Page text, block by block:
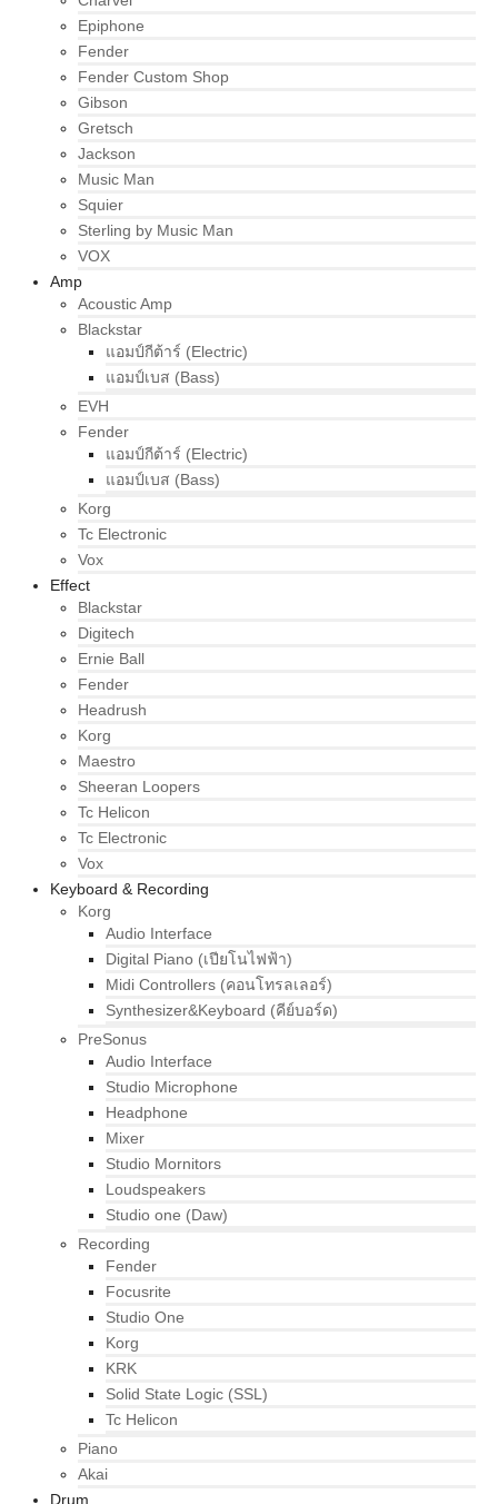
Epiphone
Fender
Fender Custom Shop
Gibson
Gretsch
Jackson
Music Man
Squier
Sterling by Music Man
VOX
Amp
Acoustic Amp
Blackstar
แอมป์กีต้าร์ (Electric)
แอมป์เบส (Bass)
EVH
Fender
แอมป์กีต้าร์ (Electric)
แอมป์เบส (Bass)
Korg
Tc Electronic
Vox
Effect
Blackstar
Digitech
Ernie Ball
Fender
Headrush
Korg
Maestro
Sheeran Loopers
Tc Helicon
Tc Electronic
Vox
Keyboard & Recording
Korg
Audio Interface
Digital Piano (เปียโนไฟฟ้า)
Midi Controllers (คอนโทรลเลอร์)
Synthesizer&Keyboard (คีย์บอร์ด)
PreSonus
Audio Interface
Studio Microphone
Headphone
Mixer
Studio Mornitors
Loudspeakers
Studio one (Daw)
Recording
Fender
Focusrite
Studio One
Korg
KRK
Solid State Logic (SSL)
Tc Helicon
Piano
Akai
Drum